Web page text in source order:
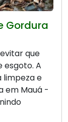
Gordura
que
esgoto. A
limpeza e
em Mauá -